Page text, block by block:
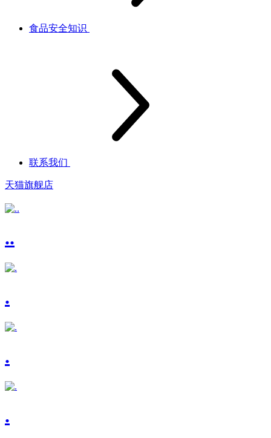
食品安全知识
联系我们
天猫旗舰店
..
.
.
.